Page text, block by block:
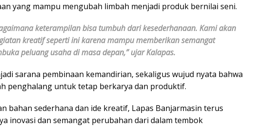
yang mampu mengubah limbah menjadi produk bernilai seni.
keterampilan bisa tumbuh dari kesederhanaan. Kami akan
kreatif seperti ini karena mampu memberikan semangat
peluang usaha di masa depan,” ujar Kalapas.
sarana pembinaan kemandirian, sekaligus wujud nyata bahwa
penghalang untuk tetap berkarya dan produktif.
bahan sederhana dan ide kreatif, Lapas Banjarmasin terus
inovasi dan semangat perubahan dari dalam tembok